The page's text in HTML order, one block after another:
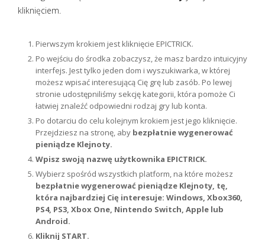
kliknięciem.
Pierwszym krokiem jest kliknięcie EPICTRICK.
Po wejściu do środka zobaczysz, że masz bardzo intuicyjny
interfejs. Jest tylko jeden dom i wyszukiwarka, w której
możesz wpisać interesującą Cię grę lub zasób. Po lewej
stronie udostępniliśmy sekcję kategorii, która pomoże Ci
łatwiej znaleźć odpowiedni rodzaj gry lub konta.
Po dotarciu do celu kolejnym krokiem jest jego kliknięcie.
Przejdziesz na stronę, aby bezpłatnie wygenerować
pieniądze Klejnoty.
Wpisz swoją nazwę użytkownika EPICTRICK.
Wybierz spośród wszystkich platform, na które możesz
bezpłatnie wygenerować pieniądze Klejnoty, tę,
która najbardziej Cię interesuje: Windows, Xbox360,
PS4, PS3, Xbox One, Nintendo Switch, Apple lub
Android.
Kliknij START.